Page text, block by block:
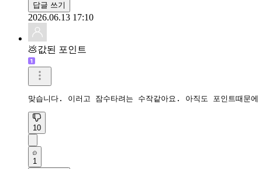
답글 쓰기
2026.06.13 17:10
💩값된 포인트
맞습니다. 이러고 잠수타려는 수작같아요. 아직도 포인트때문
10
1